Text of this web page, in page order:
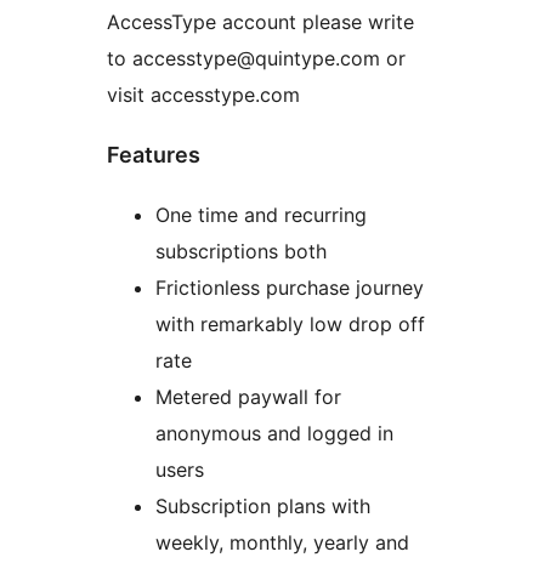
AccessType account please write
to accesstype@quintype.com or
visit accesstype.com
Features
One time and recurring
subscriptions both
Frictionless purchase journey
with remarkably low drop off
rate
Metered paywall for
anonymous and logged in
users
Subscription plans with
weekly, monthly, yearly and